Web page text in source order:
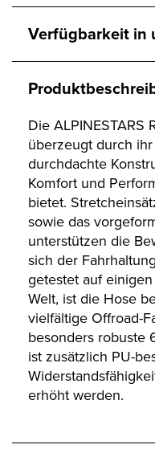
Verfügbarkeit in
Die ALPINESTARS
überzeugt durch
durchdachte
Komfort und
bietet.
sowie das
unterstützen die
sich der
getestet auf
Welt, ist die Hose
vielfältige Offroad-
besonders robuste
ist zusätzlich PU-
erhöht werden.